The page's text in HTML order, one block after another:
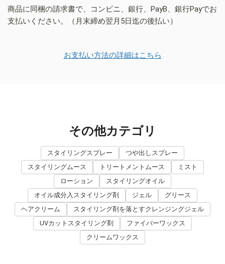
商品に同梱の請求書で、コンビニ、銀行、PayB、銀行Payでお
支払いください。（月末締め翌月5日迄の後払い）
お支払い方法の詳細はこちら
その他カテゴリ
スタイリングスプレー
つや出しスプレー
スタイリングムース
トリートメントムース
ミスト
ローション
スタイリングオイル
オイル成分入スタイリング剤
ジェル
グリース
ヘアクリーム
スタイリング剤を落とすクレンジングジェル
UVカットスタイリング剤
ファイバーワックス
クリームワックス